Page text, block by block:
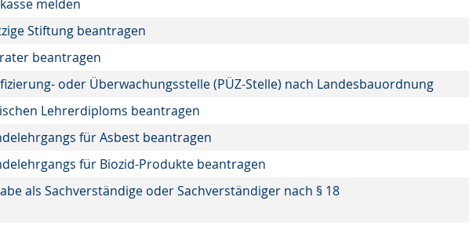
melden
Stiftung beantragen
beantragen
oder Überwachungsstelle (PÜZ-Stelle) nach Landesbauordnung
Lehrerdiploms beantragen
für Asbest beantragen
für Biozid-Produkte beantragen
als Sachverständige oder Sachverständiger nach § 18